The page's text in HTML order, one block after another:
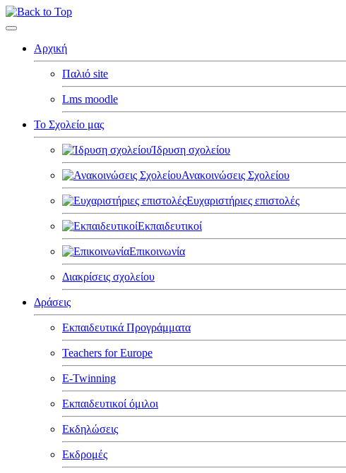
Αρχική
Παλιό site
Lms moodle
Το Σχολείο μας
Ίδρυση σχολείου
Ανακοινώσεις Σχολείου
Ευχαριστήριες επιστολές
Εκπαιδευτικοί
Επικοινωνία
Διακρίσεις σχολείου
Δράσεις
Εκπαιδευτικά Προγράμματα
Teachers for Europe
E-Twinning
Εκπαιδευτικοί όμιλοι
Εκδηλώσεις
Εκδρομές